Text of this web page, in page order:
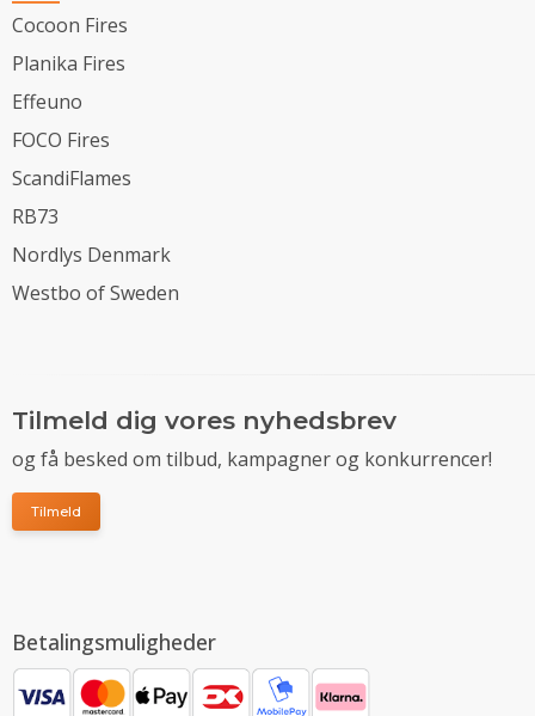
Cocoon Fires
Planika Fires
Effeuno
FOCO Fires
ScandiFlames
RB73
Nordlys Denmark
Westbo of Sweden
Tilmeld dig vores nyhedsbrev
og få besked om tilbud, kampagner og konkurrencer!
Tilmeld
Betalingsmuligheder